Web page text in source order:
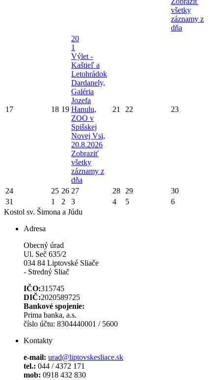
všetky
záznamy z
dňa
17 18 19
20
1
Výlet -
Kaštieľ a
Letohrádok
Dardanely,
Galéria
Jozefa
Hanulu,
ZOO v
Spišskej
Novej Vsi,
20.8.2026
Zobraziť
všetky
záznamy z
dňa
21 22 23
24 25 26 27 28 29
30
31
1 2 3 4 5
6
Kostol sv. Šimona a Júdu
Adresa
Obecný úrad
Ul. Seč 635/2
034 84 Liptovské Sliače
- Stredný Sliač
IČO:315745
DIČ:2020589725
Bankové spojenie:
Prima banka, a.s.
číslo účtu: 8304440001 / 5600
Kontakty
e-mail: urad@liptovskesliace.sk
tel.: 044 / 4372 171
mob: 0918 432 830